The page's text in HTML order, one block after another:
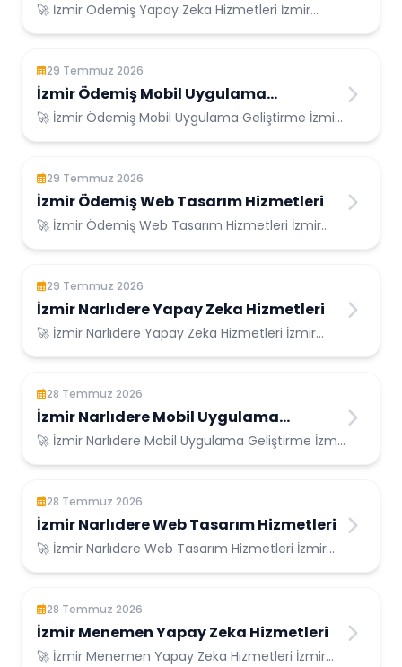
🚀 İzmir Ödemiş Yapay Zeka Hizmetleri İzmir
29 Temmuz 2026
İzmir Ödemiş Mobil Uygulama
Geliştirme
🚀 İzmir Ödemiş Mobil Uygulama Geliştirme İzmir
29 Temmuz 2026
İzmir Ödemiş Web Tasarım Hizmetleri
🚀 İzmir Ödemiş Web Tasarım Hizmetleri İzmir
29 Temmuz 2026
İzmir Narlıdere Yapay Zeka Hizmetleri
🚀 İzmir Narlıdere Yapay Zeka Hizmetleri İzmir
28 Temmuz 2026
İzmir Narlıdere Mobil Uygulama
Geliştirme
🚀 İzmir Narlıdere Mobil Uygulama Geliştirme İzmir
28 Temmuz 2026
İzmir Narlıdere Web Tasarım Hizmetleri
🚀 İzmir Narlıdere Web Tasarım Hizmetleri İzmir
28 Temmuz 2026
İzmir Menemen Yapay Zeka Hizmetleri
🚀 İzmir Menemen Yapay Zeka Hizmetleri İzmir